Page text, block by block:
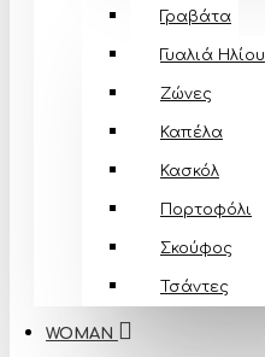
Γραβάτα
Γυαλιά Ηλίου
Ζώνες
Καπέλα
Κασκόλ
Πορτοφόλι
Σκούφος
Τσάντες
WOMAN